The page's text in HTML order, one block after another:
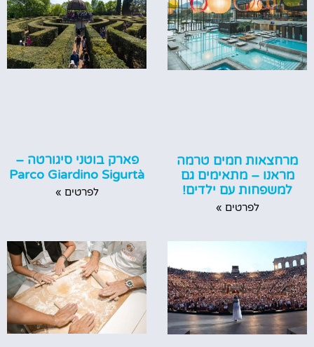
מרחצאות חמים טרמה
מראנו – מתאימים גם
למשפחות עם ילדים!
לפרטים »
פארק בוטני סיגורטה –
Parco Giardino Sigurtà
לפרטים »